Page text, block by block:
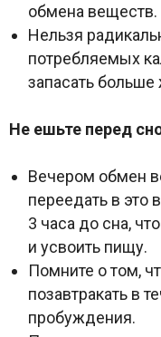
обмена веществ.
Нельзя
потребляемых
запасать больше
Не ешьте перед
Вечером обмен
переедать в это
3 часа до сна,
и усвоить пищу.
Помните о том,
позавтракать в
пробуждения.